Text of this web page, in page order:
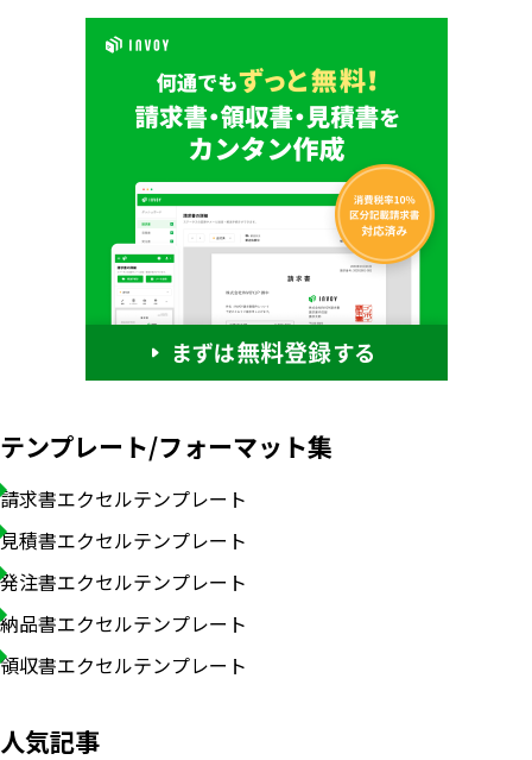
テンプレート/フォーマット集
請求書エクセルテンプレート
見積書エクセルテンプレート
発注書エクセルテンプレート
納品書エクセルテンプレート
領収書エクセルテンプレート
人気記事